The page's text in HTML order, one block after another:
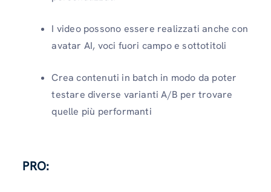
I video possono essere realizzati anche con
avatar AI, voci fuori campo e sottotitoli
Crea contenuti in batch in modo da poter
testare diverse varianti A/B per trovare
quelle più performanti
PRO: